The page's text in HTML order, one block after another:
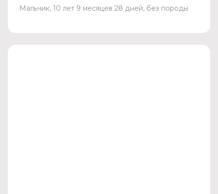
Мальчик, 10 лет 9 месяцев 28 дней, без породы